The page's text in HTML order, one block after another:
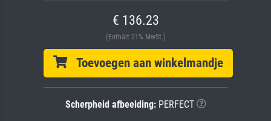
€ 136.23
(Enthält 21% MwSt.)
Toevoegen aan winkelmandje
Scherpheid afbeelding:PERFECT